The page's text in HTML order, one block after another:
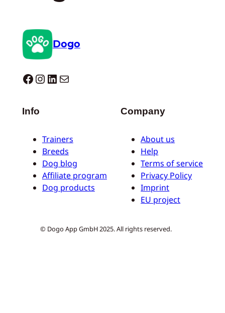
Dogo
Dogo facebook InstagramLinkedIn E-mail
Info
Trainers
Breeds
Dog blog
Affiliate program
Dog products
Company
About us
Help
Terms of service
Privacy Policy
Imprint
EU project
© Dogo App GmbH 2025. All rights reserved.